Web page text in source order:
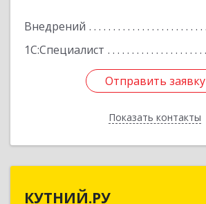
Внедрений
1С:Специалист
Отправить заявку
Показать контакты
Отправить заявку
Назад
КУТНИЙ.РУ